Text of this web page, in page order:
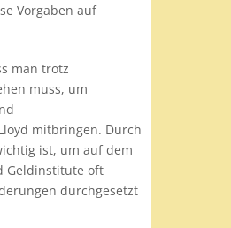
Vorgaben auf
man trotz
muss, um
mitbringen. Durch
ist, um auf dem
Geldinstitute oft
durchgesetzt